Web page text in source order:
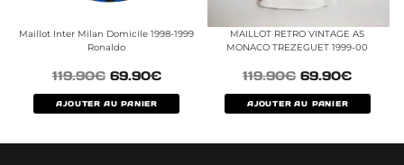
Maillot Inter Milan Domicile 1998-1999
Ronaldo
119.90€ 69.90€
AJOUTER AU PANIER
MAILLOT RETRO VINTAGE AS
MONACO TREZEGUET 1999-00
119.90€ 69.90€
AJOUTER AU PANIER